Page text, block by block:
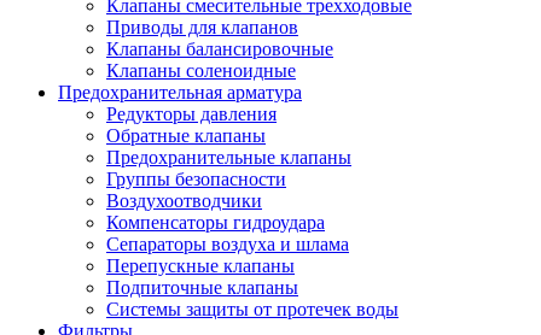
Клапаны смесительные трехходовые
Приводы для клапанов
Клапаны балансировочные
Клапаны соленоидные
Предохранительная арматура
Редукторы давления
Обратные клапаны
Предохранительные клапаны
Группы безопасности
Воздухоотводчики
Компенсаторы гидроудара
Сепараторы воздуха и шлама
Перепускные клапаны
Подпиточные клапаны
Системы защиты от протечек воды
Фильтры